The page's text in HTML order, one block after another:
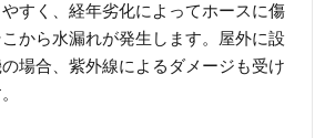
すく、経年劣化によってホースに傷
から水漏れが発生します。屋外に設
場合、紫外線によるダメージも受け